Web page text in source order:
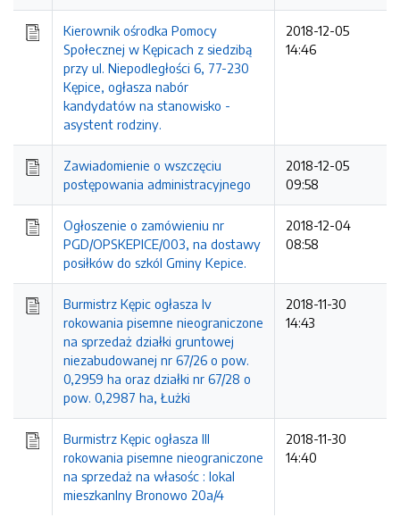
Kierownik ośrodka Pomocy
Społecznej w Kępicach z siedzibą
przy ul. Niepodległości 6, 77-230
Kępice, ogłasza nabór
kandydatów na stanowisko -
asystent rodziny.
2018-12-05
14:46
Zawiadomienie o wszczęciu
postępowania administracyjnego
2018-12-05
09:58
Ogłoszenie o zamówieniu nr
PGD/OPSKEPICE/003, na dostawy
posiłków do szkól Gminy Kepice.
2018-12-04
08:58
Burmistrz Kępic ogłasza Iv
rokowania pisemne nieograniczone
na sprzedaż działki gruntowej
niezabudowanej nr 67/26 o pow.
0,2959 ha oraz działki nr 67/28 o
pow. 0,2987 ha, Łużki
2018-11-30
14:43
Burmistrz Kępic ogłasza III
rokowania pisemne nieograniczone
na sprzedaż na własośc : lokal
mieszkanlny Bronowo 20a/4
2018-11-30
14:40